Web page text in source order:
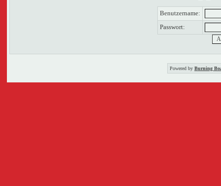
Benutzername:
Passwort:
Powered by Burning